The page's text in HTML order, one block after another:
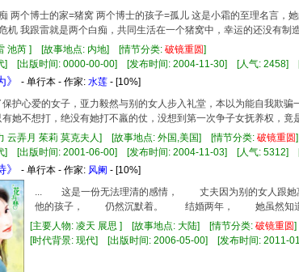
两个博士的家=猪窝 两个博士的孩子=孤儿 这是小霜的至理名言，
机 我跟雷就是两个白痴，共同生活在一个猪窝中，幸运的还没有制
池芮 ] [故事地点: 内地] [情节分类: 破镜重圆]
] [出版时间: 0000-00-00] [发布时间: 2004-11-30] [人气: 2458]
- 单行本 - 作家: 水莲 - [10%]
护心爱的女子，亚力毅然与别的女人步入礼堂，本以为能自我欺
有她不想打，绝没有她打不羸的仗，没想到第一次争子女抚养权，
云弄月 茱莉 莫克夫人] [故事地点: 外国,美国] [情节分类: 破镜重圆
] [出版时间: 2001-06-00] [发布时间: 2004-11-03] [人气: 5312]
- 单行本 - 作家: 风阑 - [10%]
... 这是一份无法理清的感情， 丈夫因为别的女人跟
他的孩子， 仍然沉默着。 结婚两年， 她虽然知道
[主要人物: 凌天 展思 ] [故事地点: 大陆] [情节分类: 破镜重圆
[时代背景: 现代] [出版时间: 2006-05-00] [发布时间: